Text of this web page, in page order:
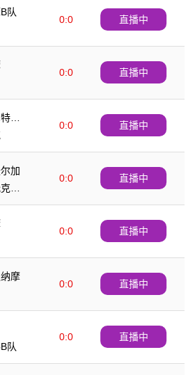
队
0:0
直播中
0:0
直播中
B
0:0
直播中
加
0:0
迪
直播中
0:0
直播中
摩
0:0
直播中
0:0
队
直播中